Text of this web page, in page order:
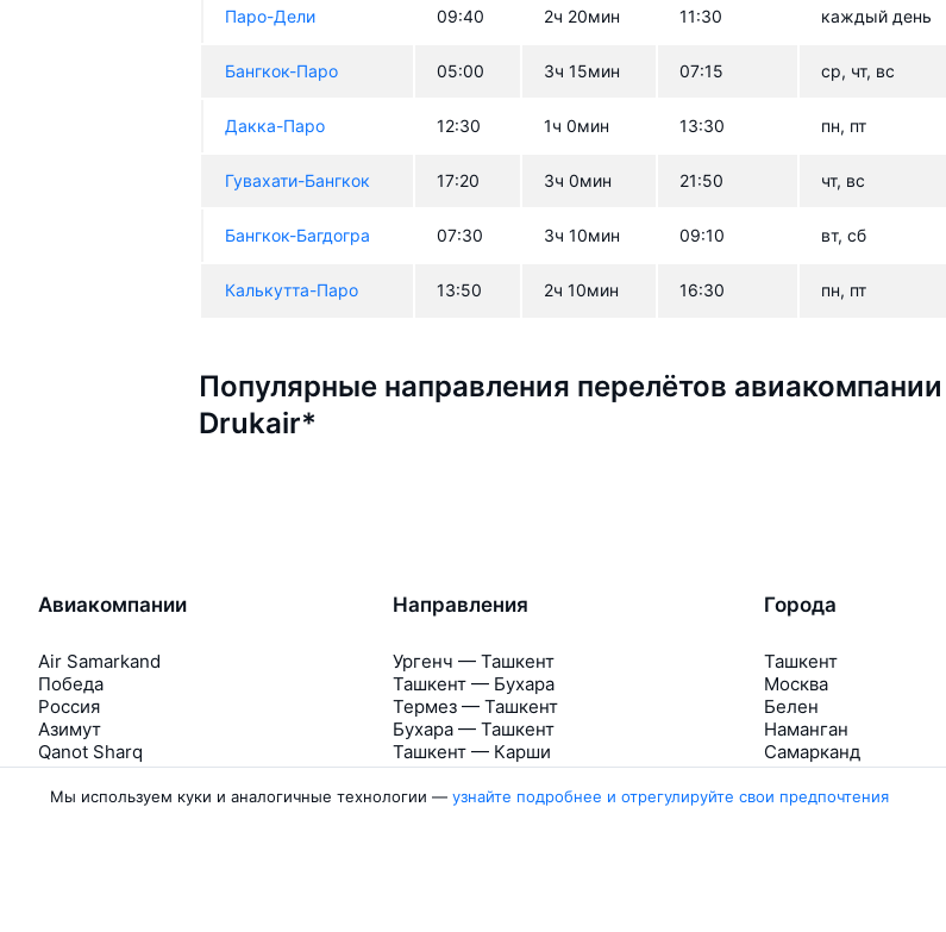
Паро-Дели 09:40 2ч 20мин 11:30 каждый день
Бангкок-Паро 05:00 3ч 15мин 07:15 ср, чт, вс
Дакка-Паро 12:30 1ч 0мин 13:30 пн, пт
Гувахати-Бангкок 17:20 3ч 0мин 21:50 чт, вс
Бангкок-Багдогра 07:30 3ч 10мин 09:10 вт, сб
Калькутта-Паро 13:50 2ч 10мин 16:30 пн, пт
Популярные направления перелётов авиакомпании
Drukair*
Авиакомпании
Air Samarkand
Победа
Россия
Азимут
Qanot Sharq
Ещё 2 авиакомпании
Направления
Ургенч — Ташкент
Ташкент — Бухара
Термез — Ташкент
Бухара — Ташкент
Ташкент — Карши
Ташкент — Самарканд
Города
Ташкент
Москва
Белен
Наманган
Самарканд
Ещё 5 городов
Мы используем куки и аналогичные технологии — узнайте подробнее и отрегулируйте свои предпочтения